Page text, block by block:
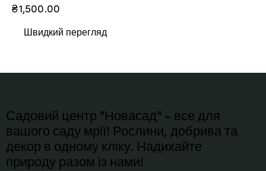
₴1,500.00
Швидкий перегляд
Садовий центр "Новасад" - все для
вашого саду мрії! Рослини, добрива та
декор в одному кліку. Надихайте
природу разом із нами!